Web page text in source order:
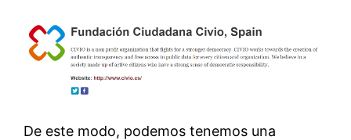
De este modo, podemos tenemos una